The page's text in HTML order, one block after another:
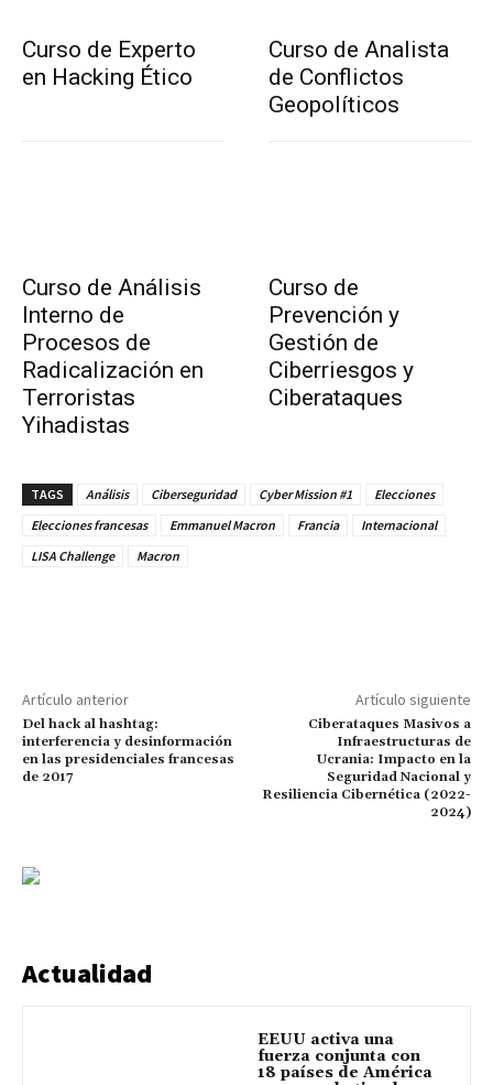
Curso de Experto
en Hacking Ético
Curso de Analista
de Conflictos
Geopolíticos
Curso de Análisis
Interno de
Procesos de
Radicalización en
Terroristas
Yihadistas
Curso de
Prevención y
Gestión de
Ciberriesgos y
Ciberataques
TAGS Análisis Ciberseguridad Cyber Mission #1
Elecciones
Elecciones francesas
Emmanuel Macron Francia
Internacional
LISA Challenge
Macron
Artículo anterior
Del hack al hashtag:
interferencia y desinformación
en las presidenciales francesas
de 2017
Artículo siguiente
Ciberataques Masivos a
Infraestructuras de
Ucrania: Impacto en la
Seguridad Nacional y
Resiliencia Cibernética (2022-
2024)
Actualidad
EEUU activa una
fuerza conjunta con
18 países de América